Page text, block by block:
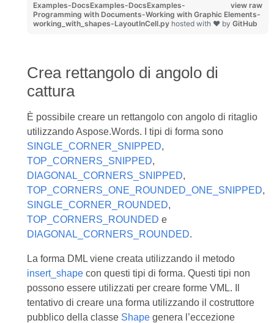
view raw
Examples-DocsExamples-DocsExamples-
Programming with Documents-Working with Graphic Elements-
working_with_shapes-LayoutInCell.py hosted with ❤ by GitHub
Crea rettangolo di angolo di
cattura
È possibile creare un rettangolo con angolo di ritaglio
utilizzando Aspose.Words. I tipi di forma sono
SINGLE_CORNER_SNIPPED,
TOP_CORNERS_SNIPPED,
DIAGONAL_CORNERS_SNIPPED,
TOP_CORNERS_ONE_ROUNDED_ONE_SNIPPED,
SINGLE_CORNER_ROUNDED,
TOP_CORNERS_ROUNDED e
DIAGONAL_CORNERS_ROUNDED.
La forma DML viene creata utilizzando il metodo
insert_shapecon questi tipi di forma. Questi tipi non
possono essere utilizzati per creare forme VML. Il
tentativo di creare una forma utilizzando il costruttore
pubblico della classe Shapegenera l’eccezione